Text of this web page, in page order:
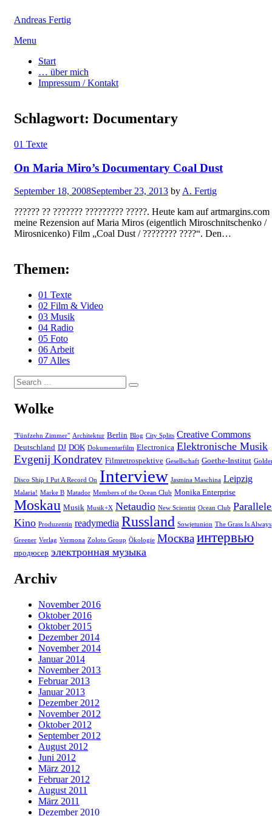
Andreas Fertig
Skip
content
Menu
Start
… über mich
Impressum / Kontakt
Schlagwort: Documentary
01 Texte
On Maria Miro’s Documentary Coal Dust
Posted
September 18, 2008September 23, 2013 by A. Fertig
?????? ?? ??????? ????????? ?????. Heute kam auf artmargins.com
meine Rezension auf Maria Miros (eigentlich Miroschnitschenko /
Mirosnicenko) Film „Coal Dust / ???????? ????“. Den…
Themen:
01 Texte
02 Film & Video
03 Musik
04 Radio
05 Foto
06 Arbeit
07 Alles
Search
for:
Search
Wolke
"Fünfzehn Zimmer" Architektur Berlin Blog City Splits Creative Commons
Deutschland DJ DOK Dokumentarfilm Electronica Elektronische Musik
Evgenij Kondratev Filmretrospektive Gesellschaft Goethe-Institut
Disco Ship I Put A Record On Interview Jasmina Maschina Leipzig
Malaria! Marke B Matador Members of the Ocean Club Monika Enterprise
Moskau Musik Musik+X Netaudio New Scientist Ocean Club
Kino Produzentin readymedia Russland Sowjetunion The Grass Is Always
Greener Verlag Vermona Zoloto Group Ökologie Москваинтервью
продюсер электронная музыка
Archiv
November 2016
Oktober 2016
Oktober 2015
Dezember 2014
November 2014
Januar 2014
November 2013
Februar 2013
Januar 2013
Dezember 2012
November 2012
Oktober 2012
September 2012
August 2012
Juni 2012
März 2012
Februar 2012
August 2011
März 2011
Dezember 2010